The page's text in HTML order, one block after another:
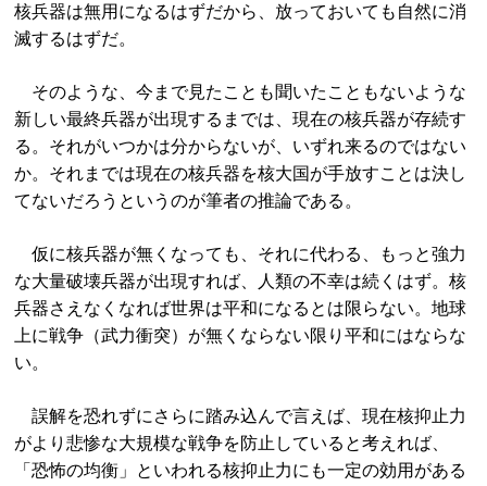
核兵器は無用になるはずだから、放っておいても自然に消
滅するはずだ。
そのような、今まで見たことも聞いたこともないような
新しい最終兵器が出現するまでは、現在の核兵器が存続す
る。それがいつかは分からないが、いずれ来るのではない
か。それまでは現在の核兵器を核大国が手放すことは決し
てないだろうというのが筆者の推論である。
仮に核兵器が無くなっても、それに代わる、もっと強力
な大量破壊兵器が出現すれば、人類の不幸は続くはず。核
兵器さえなくなれば世界は平和になるとは限らない。地球
上に戦争（武力衝突）が無くならない限り平和にはならな
い。
誤解を恐れずにさらに踏み込んで言えば、現在核抑止力
がより悲惨な大規模な戦争を防止していると考えれば、
「恐怖の均衡」といわれる核抑止力にも一定の効用がある